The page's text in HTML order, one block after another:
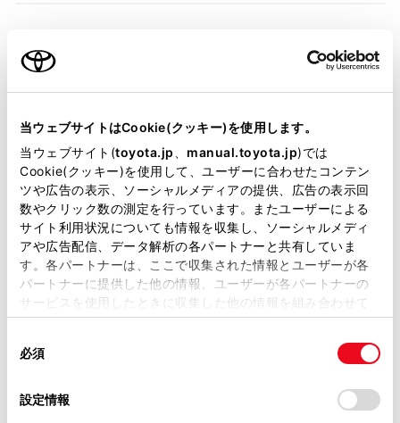
当ウェブサイトはCookie(クッキー)を使用します。
当ウェブサイト(toyota.jp manual.toyota.jp)では
Cookie(クッキー)を使用して、ユーザーに合わせたコンテン
ツや広告の表示、ソーシャルメディアの提供、広告の表示回
数やクリック数の測定を行っています。またユーザーによる
サイト利用状況についても情報を収集し、ソーシャルメディ
アや広告配信、データ解析の各パートナーと共有していま
す。各パートナーは、ここで収集された情報とユーザーが各
パートナーに提供した他の情報、ユーザーが各パートナーの
サービスを使用したときに収集した他の情報を組み合わせて
使用することがあります。当ウェブサイトの使用を続行する
デバイスにすべてのCookie(クッキー)が保存されることに同
意したことになります。Cookie(クッキー)のオプトアウト、
必須
設定情報
装備・仕様
装備説明/用語解説
基本装備
パワステ